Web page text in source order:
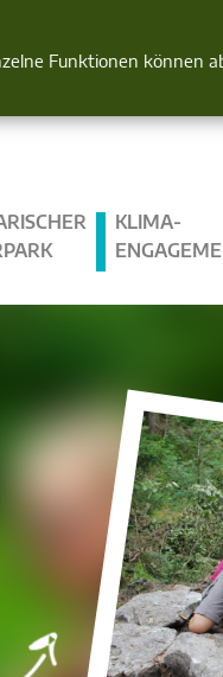
Funktionen können
KLIMA­